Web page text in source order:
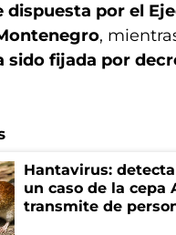
dispuesta por el
,
sido fijada por
Hantavirus:
un caso de la cepa
transmite de